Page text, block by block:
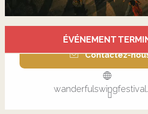
Ouverture et coordonnées
ÉVÉNEMENT
Contactez-